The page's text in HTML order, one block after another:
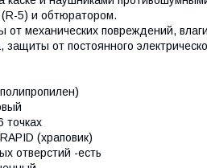
5) и обтюратором.
механических повреждений,
защиты от постоянного
точках
(храповик)
отверстий -есть